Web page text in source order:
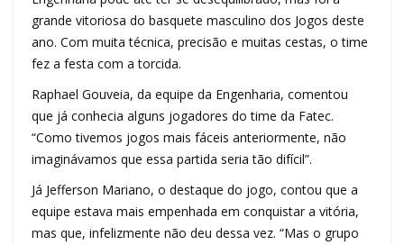
grande vitoriosa do basquete masculino dos Jogos deste
ano. Com muita técnica, precisão e muitas cestas, o time
fez a festa com a torcida.
Raphael Gouveia, da equipe da Engenharia, comentou
que já conhecia alguns jogadores do time da Fatec.
“Como tivemos jogos mais fáceis anteriormente, não
imaginávamos que essa partida seria tão difícil”.
Já Jefferson Mariano, o destaque do jogo, contou que a
equipe estava mais empenhada em conquistar a vitória,
mas que, infelizmente não deu dessa vez. “Mas o grupo